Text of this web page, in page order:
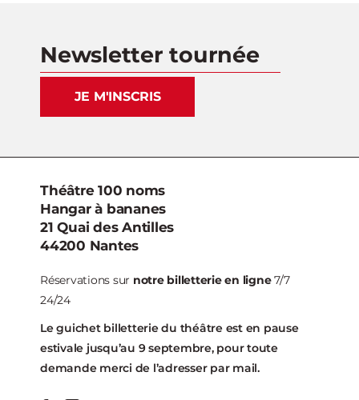
Newsletter tournée
JE M'INSCRIS
Théâtre 100 noms
Hangar à bananes
21 Quai des Antilles
44200 Nantes
Réservations sur notre billetterie en ligne7/7
24/24
Le guichet billetterie du théâtre est en pause
estivale jusqu’au 9 septembre, pour toute
demande merci de l’adresser par mail.